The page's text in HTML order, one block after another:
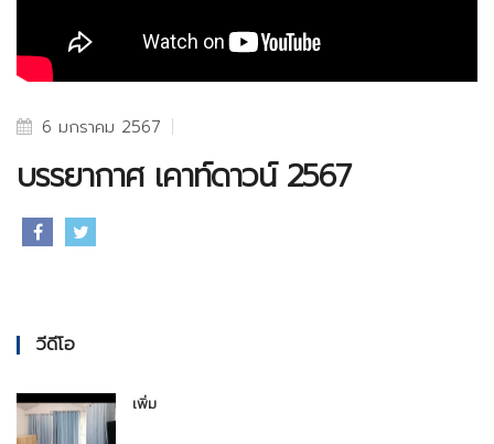
6 มกราคม 2567
บรรยากาศ เคาท์ดาวน์ 2567
วีดีโอ
เพิ่ม